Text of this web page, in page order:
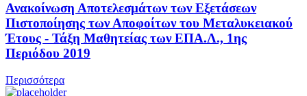
Ανακοίνωση Αποτελεσμάτων των Εξετάσεων
Πιστοποίησης των Αποφοίτων του Μεταλυκειακού
Έτους - Τάξη Μαθητείας των ΕΠΑ.Λ., 1ης
Περιόδου 2019
Περισσότερα